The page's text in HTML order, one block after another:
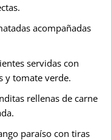
acompañadas
servidas con
y tomate verde.
rellenas de carne
paraíso con tiras